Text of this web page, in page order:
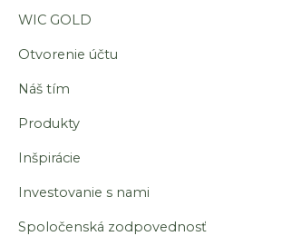
WIC GOLD
Otvorenie účtu
Náš tím
Produkty
Inšpirácie
Investovanie s nami
Spoločenská zodpovednosť